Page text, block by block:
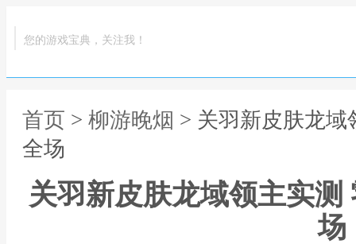
您的游戏宝典，关注我！
首页 > 柳游晚烟 > 关羽新皮肤龙
全场
关羽新皮肤龙域领主实
场